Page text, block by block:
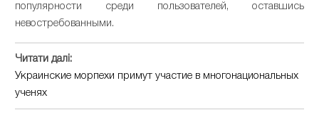
популярности среди пользователей, оставшись
невостребованными.
Читати далі:
Украинские морпехи примут участие в многонациональных
ученях